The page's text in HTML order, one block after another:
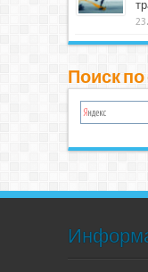
Поиск по